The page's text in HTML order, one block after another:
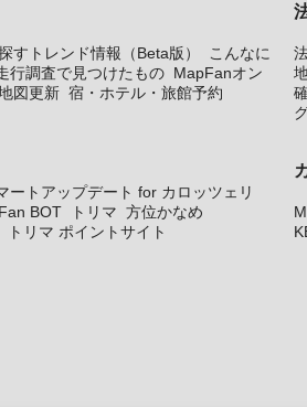
すトレンド情報（Beta版）
こんなに
行調査で見つけたもの MapFanオン
図更新 宿・ホテル・旅館予約
ートアップデート for カロッツェリ
BOT トリマ 方位かなめ
トリマ ポイントサイト